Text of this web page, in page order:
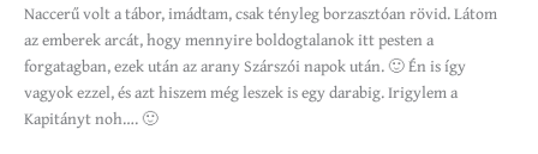
Naccerű volt a tábor, imádtam, csak tényleg borzasztóan rövid. Látom
az emberek arcát, hogy mennyire boldogtalanok itt pesten a
forgatagban, ezek után az arany Szárszói napok után. 🙂 Én is így
vagyok ezzel, és azt hiszem még leszek is egy darabig. Irigylem a
Kapitányt noh…. 🙂